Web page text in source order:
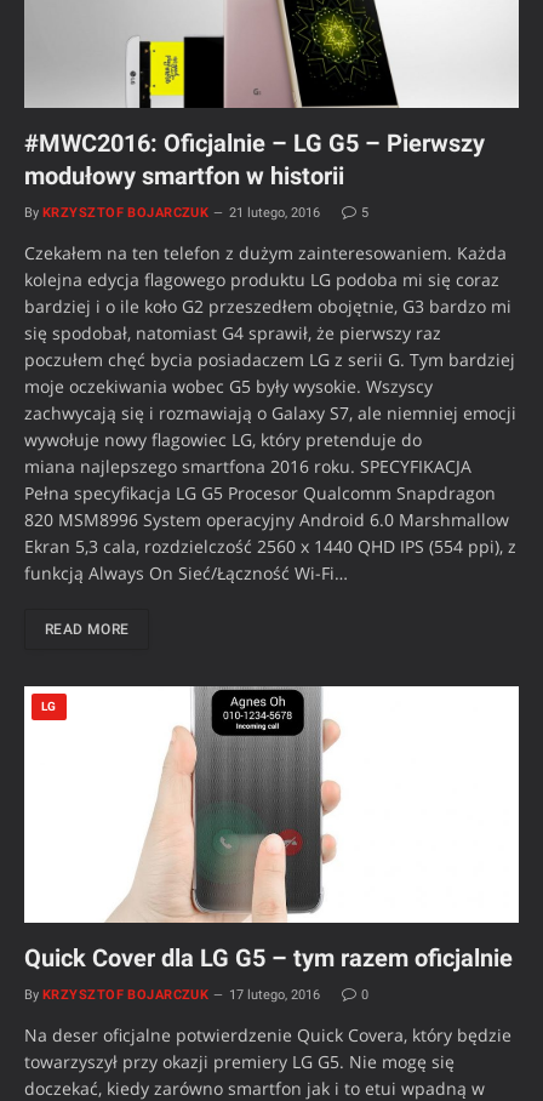
#MWC2016: Oficjalnie – LG G5 – Pierwszy
modułowy smartfon w historii
By KRZYSZTOF BOJARCZUK 21 lutego, 2016 5
Czekałem na ten telefon z dużym zainteresowaniem. Każda
kolejna edycja flagowego produktu LG podoba mi się coraz
bardziej i o ile koło G2 przeszedłem obojętnie, G3 bardzo mi
się spodobał, natomiast G4 sprawił, że pierwszy raz
poczułem chęć bycia posiadaczem LG z serii G. Tym bardziej
moje oczekiwania wobec G5 były wysokie. Wszyscy
zachwycają się i rozmawiają o Galaxy S7, ale niemniej emocji
wywołuje nowy flagowiec LG, który pretenduje do
miana najlepszego smartfona 2016 roku. SPECYFIKACJA
Pełna specyfikacja LG G5 Procesor Qualcomm Snapdragon
820 MSM8996 System operacyjny Android 6.0 Marshmallow
Ekran 5,3 cala, rozdzielczość 2560 x 1440 QHD IPS (554 ppi), z
funkcją Always On Sieć/Łączność Wi-Fi…
READ MORE
LG
Quick Cover dla LG G5 – tym razem oficjalnie
By KRZYSZTOF BOJARCZUK 17 lutego, 2016 0
Na deser oficjalne potwierdzenie Quick Covera, który będzie
towarzyszył przy okazji premiery LG G5. Nie mogę się
doczekać, kiedy zarówno smartfon jak i to etui wpadną w